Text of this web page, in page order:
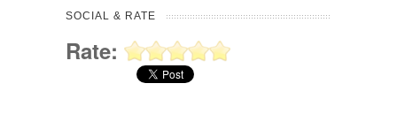
SOCIAL & RATE
Rate: